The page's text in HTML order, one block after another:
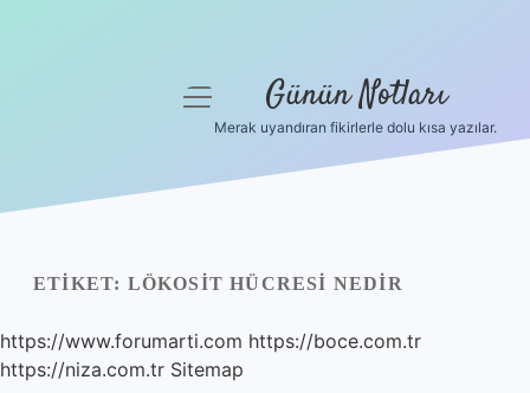
Yasal Uyarı
Hakkımızda
menüyü
Günün Notları
Merak uyandıran fikirlerle dolu kısa yazılar.
ETIKET: LÖKOSIT HÜCRESI NEDIR
https://www.forumarti.com https://boce.com.tr
https://niza.com.tr Sitemap